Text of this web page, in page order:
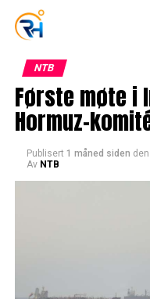
NTB
Første møte i
Hormuz-
Publisert 1 måned siden den
Av NTB